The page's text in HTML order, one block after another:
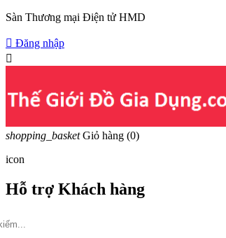
Sàn Thương mại Điện tử HMD
 Đăng nhập

shopping_basket Giỏ hàng (0)
icon
Hỗ trợ Khách hàng
Hotline: 09317.456.44